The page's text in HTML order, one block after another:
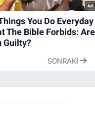
SONRAKI